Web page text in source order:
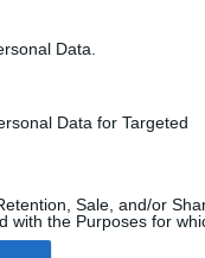
Data.
Data for Targeted
Sale, and/or
with the Purposes for